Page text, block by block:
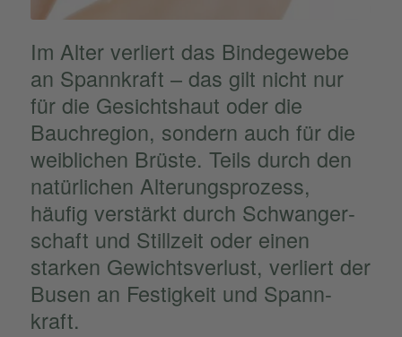
Im Alter verliert das Binde­ge­webe
an Spann­kraft – das gilt nicht nur
für die Gesichts­haut oder die
Bauch­re­gion, sondern auch für die
weibli­chen Brüste. Teils durch den
natür­li­chen Alterungs­pro­zess,
häufig verstärkt durch Schwan­ger­
schaft und Still­zeit oder einen
starken Gewichts­ver­lust, verliert der
Busen an Festig­keit und Spann­
kraft.